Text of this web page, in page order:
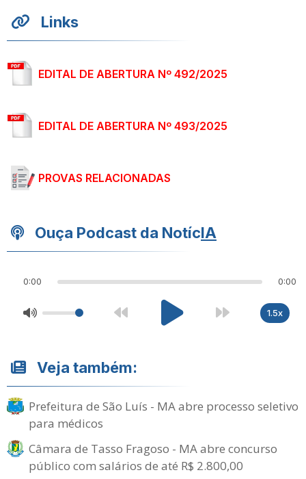
Links
EDITAL DE ABERTURA Nº 492/2025
EDITAL DE ABERTURA Nº 493/2025
PROVAS RELACIONADAS
Ouça Podcast da NotícIA
0:00 0:00
1.5x
Veja também:
Prefeitura de São Luís - MA abre processo seletivo
para médicos
Câmara de Tasso Fragoso - MA abre concurso
público com salários de até R$ 2.800,00